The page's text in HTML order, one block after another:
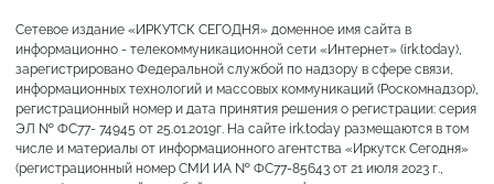
Сетевое издание «ИРКУТСК СЕГОДНЯ» доменное имя сайта в
информационно - телекоммуникационной сети «Интернет» (irk.today),
зарегистрировано Федеральной службой по надзору в сфере связи,
информационных технологий и массовых коммуникаций (Роскомнадзор),
регистрационный номер и дата принятия решения о регистрации: серия
ЭЛ № ФС77- 74945 от 25.01.2019г. На сайте irk.today размещаются в том
числе и материалы от информационного агентства «Иркутск Сегодня»
(регистрационный номер СМИ ИА № ФС77-85643 от 21 июля 2023 г.,